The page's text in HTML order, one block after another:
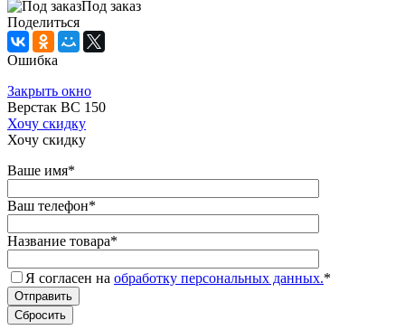
Под заказ
Поделиться
Ошибка
Закрыть окно
Верстак ВС 150
Хочу скидку
Хочу скидку
Ваше имя*
Ваш телефон*
Название товара*
Я согласен на обработку персональных данных.*